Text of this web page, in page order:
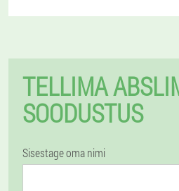
TELLIMA
SOODUSTUS
Sisestage oma nimi